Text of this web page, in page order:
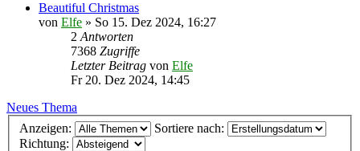
Beautiful Christmas
von Elfe » So 15. Dez 2024, 16:27
2 Antworten
7368 Zugriffe
Letzter Beitrag von Elfe
Fr 20. Dez 2024, 14:45
Neues Thema
Anzeigen:
Sortiere nach:
Richtung: